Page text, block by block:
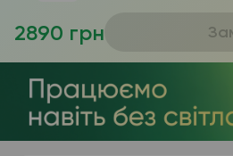
2890 грн